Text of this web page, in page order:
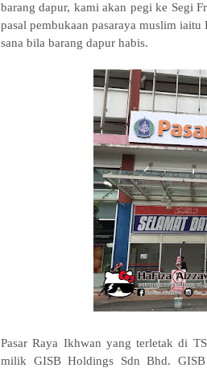
barang dapur, kami akan pegi ke Segi
pasal pembukaan pasaraya muslim
sana bila barang dapur habis.
Pasar Raya Ikhwan yang terletak di
milik GISB Holdings Sdn Bhd.